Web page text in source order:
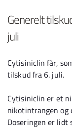
Generelt
juli
Cytisiniclin får,
tilskud fra 6. juli.
Cytisiniclin er et
nikotintrangen og
Doseringen er lidt